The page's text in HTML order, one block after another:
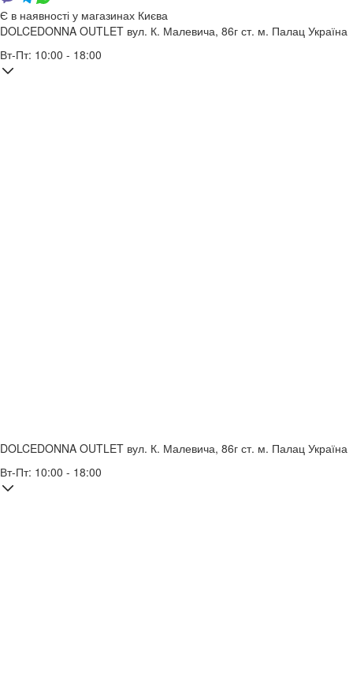
Є в наявності у магазинах Києва
DOLCEDONNA OUTLET вул. К. Малевича, 86г ст. м. Палац Україна
Вт-Пт: 10:00 - 18:00
DOLCEDONNA OUTLET вул. К. Малевича, 86г ст. м. Палац Україна
Вт-Пт: 10:00 - 18:00